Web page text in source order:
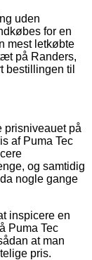
uden
for en
mest letkøbte
på Randers,
bestillingen til
prisniveauet på
af Puma Tec
og samtidig
nogle gange
inspicere en
Puma Tec
at man
pris.